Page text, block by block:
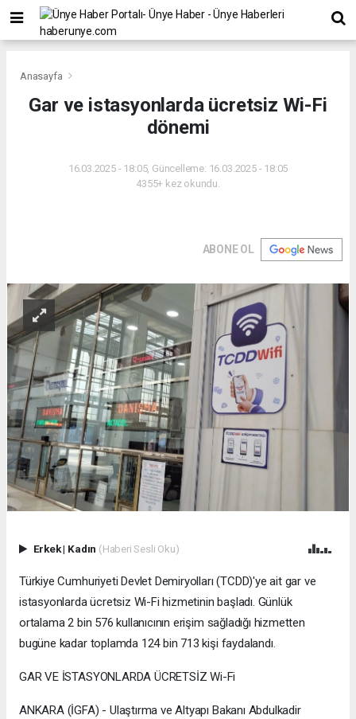
Anasayfa
Gar ve istasyonlarda ücretsiz Wi-Fi
dönemi
16.03.2025 - 18:05, Güncelleme: 16.03.2025 - 18:05
4355+ kez okundu.
ABONE OL
Erkek| Kadın (Haberi Sesli Oku)
Türkiye Cumhuriyeti Devlet Demiryolları (TCDD)'ye ait gar ve
istasyonlarda ücretsiz Wi-Fi hizmetinin başladı. Günlük
ortalama 2 bin 576 kullanıcının erişim sağladığı hizmetten
bugüne kadar toplamda 124 bin 713 kişi faydalandı.
GAR VE İSTASYONLARDA ÜCRETSİZ Wi-Fi
ANKARA (İGFA) - Ulaştırma ve Altyapı Bakanı Abdulkadir